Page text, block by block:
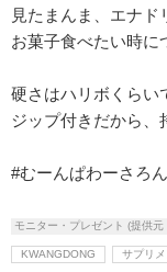
見たまんま、エナド
お菓子食べたい時に
硬さはハリボくらい
ジップ付きだから、
#むーんぱわーさろん
モニター・プレゼント (提供
KWANGDONG サプリ